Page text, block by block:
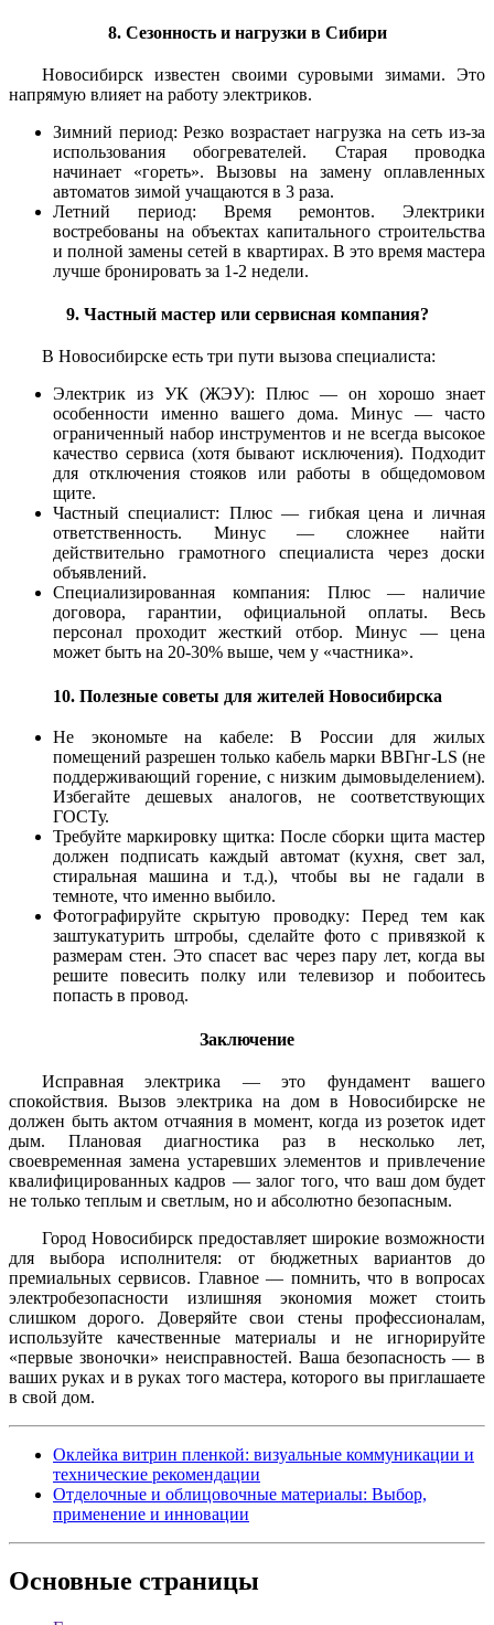
8. Сезонность и нагрузки в Сибири
Новосибирск известен своими суровыми зимами. Это
напрямую влияет на работу электриков.
Зимний период: Резко возрастает нагрузка на сеть из-за
использования обогревателей. Старая проводка
начинает «гореть». Вызовы на замену оплавленных
автоматов зимой учащаются в 3 раза.
Летний период: Время ремонтов. Электрики
востребованы на объектах капитального строительства
и полной замены сетей в квартирах. В это время мастера
лучше бронировать за 1-2 недели.
9. Частный мастер или сервисная компания?
В Новосибирске есть три пути вызова специалиста:
Электрик из УК (ЖЭУ): Плюс — он хорошо знает
особенности именно вашего дома. Минус — часто
ограниченный набор инструментов и не всегда высокое
качество сервиса (хотя бывают исключения). Подходит
для отключения стояков или работы в общедомовом
щите.
Частный специалист: Плюс — гибкая цена и личная
ответственность. Минус — сложнее найти
действительно грамотного специалиста через доски
объявлений.
Специализированная компания: Плюс — наличие
договора, гарантии, официальной оплаты. Весь
персонал проходит жесткий отбор. Минус — цена
может быть на 20-30% выше, чем у «частника».
10. Полезные советы для жителей Новосибирска
Не экономьте на кабеле: В России для жилых
помещений разрешен только кабель марки ВВГнг-LS (не
поддерживающий горение, с низким дымовыделением).
Избегайте дешевых аналогов, не соответствующих
ГОСТу.
Требуйте маркировку щитка: После сборки щита мастер
должен подписать каждый автомат (кухня, свет зал,
стиральная машина и т.д.), чтобы вы не гадали в
темноте, что именно выбило.
Фотографируйте скрытую проводку: Перед тем как
заштукатурить штробы, сделайте фото с привязкой к
размерам стен. Это спасет вас через пару лет, когда вы
решите повесить полку или телевизор и побоитесь
попасть в провод.
Заключение
Исправная электрика — это фундамент вашего
спокойствия. Вызов электрика на дом в Новосибирске не
должен быть актом отчаяния в момент, когда из розеток идет
дым. Плановая диагностика раз в несколько лет,
своевременная замена устаревших элементов и привлечение
квалифицированных кадров — залог того, что ваш дом будет
не только теплым и светлым, но и абсолютно безопасным.
Город Новосибирск предоставляет широкие возможности
для выбора исполнителя: от бюджетных вариантов до
премиальных сервисов. Главное — помнить, что в вопросах
электробезопасности излишняя экономия может стоить
слишком дорого. Доверяйте свои стены профессионалам,
используйте качественные материалы и не игнорируйте
«первые звоночки» неисправностей. Ваша безопасность — в
ваших руках и в руках того мастера, которого вы приглашаете
в свой дом.
Оклейка витрин пленкой: визуальные коммуникации и
технические рекомендации
Отделочные и облицовочные материалы: Выбор,
применение и инновации
Основные страницы